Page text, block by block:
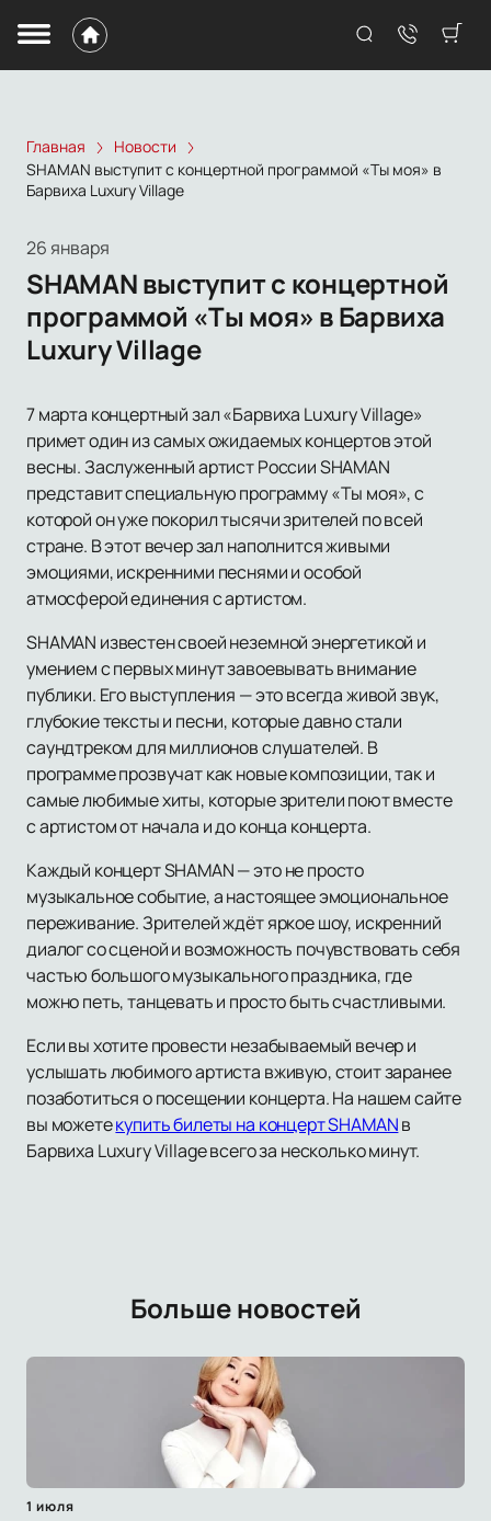
Главная
Новости
SHAMAN выступит с концертной программой «Ты моя» в
Барвиха Luxury Village
26 января
SHAMAN выступит с концертной
программой «Ты моя» в Барвиха
Luxury Village
7 марта концертный зал «Барвиха Luxury Village»
примет один из самых ожидаемых концертов этой
весны. Заслуженный артист России SHAMAN
представит специальную программу «Ты моя», с
которой он уже покорил тысячи зрителей по всей
стране. В этот вечер зал наполнится живыми
эмоциями, искренними песнями и особой
атмосферой единения с артистом.
SHAMAN известен своей неземной энергетикой и
умением с первых минут завоевывать внимание
публики. Его выступления — это всегда живой звук,
глубокие тексты и песни, которые давно стали
саундтреком для миллионов слушателей. В
программе прозвучат как новые композиции, так и
самые любимые хиты, которые зрители поют вместе
с артистом от начала и до конца концерта.
Каждый концерт SHAMAN — это не просто
музыкальное событие, а настоящее эмоциональное
переживание. Зрителей ждёт яркое шоу, искренний
диалог со сценой и возможность почувствовать себя
частью большого музыкального праздника, где
можно петь, танцевать и просто быть счастливыми.
Если вы хотите провести незабываемый вечер и
услышать любимого артиста вживую, стоит заранее
позаботиться о посещении концерта. На нашем сайте
вы можетекупить билеты на концерт SHAMANв
Барвиха Luxury Village всего за несколько минут.
Больше новостей
1 июля